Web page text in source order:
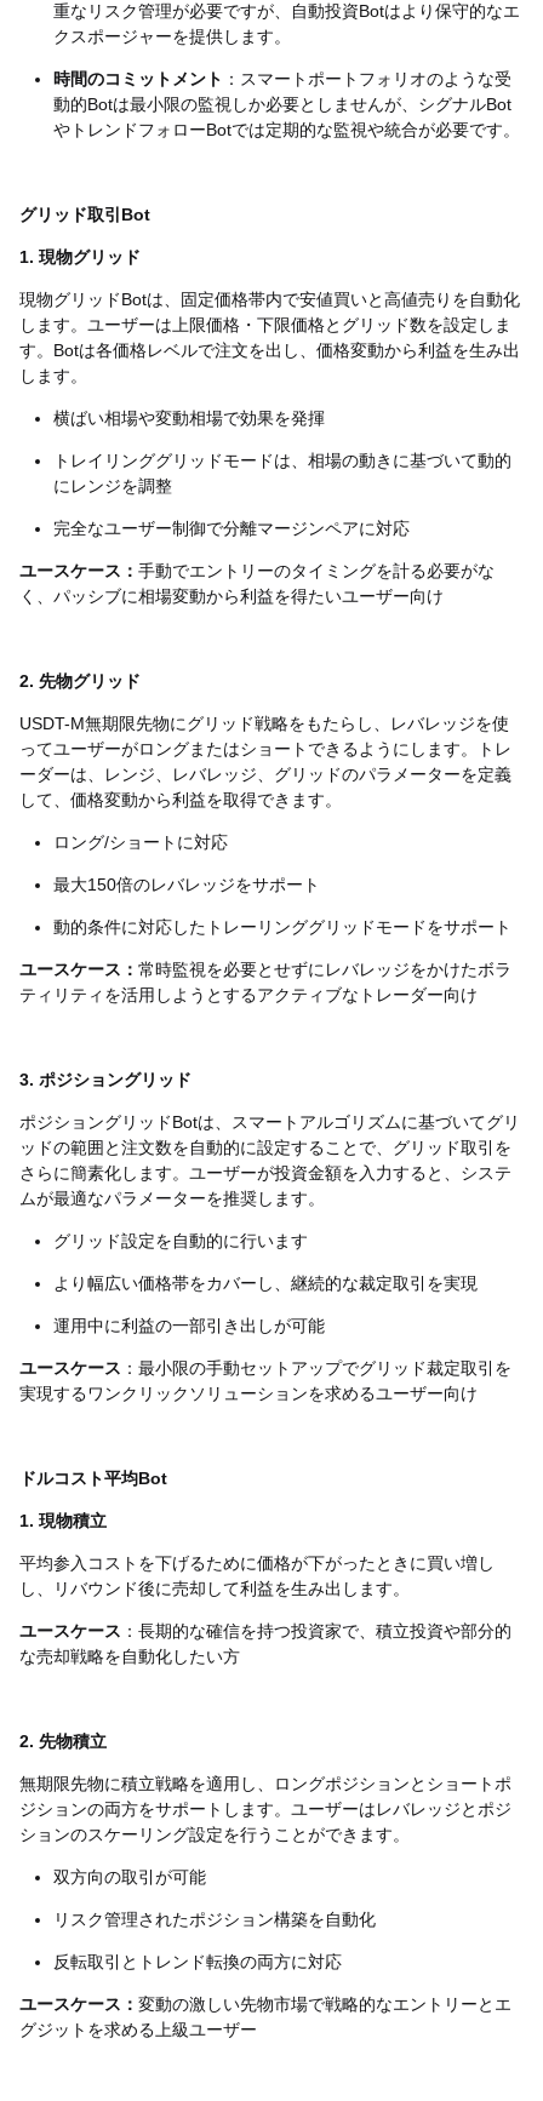
重なリスク管理が必要ですが、自動投資Botはより保守的なエ
クスポージャーを提供します。
時間のコミットメント ：スマートポートフォリオのような受
動的Botは最小限の監視しか必要としませんが、シグナルBot
やトレンドフォローBotでは定期的な監視や統合が必要です。
グリッド取引Bot
1. 現物グリッド
現物グリッドBotは、固定価格帯内で安値買いと高値売りを自動化
します。ユーザーは上限価格・下限価格とグリッド数を設定しま
す。Botは各価格レベルで注文を出し、価格変動から利益を生み出
します。
横ばい相場や変動相場で効果を発揮
トレイリンググリッドモードは、相場の動きに基づいて動的
にレンジを調整
完全なユーザー制御で分離マージンペアに対応
ユースケース： 手動でエントリーのタイミングを計る必要がな
く、パッシブに相場変動から利益を得たいユーザー向け
2. 先物グリッド
USDT-M無期限先物にグリッド戦略をもたらし、レバレッジを使
ってユーザーがロングまたはショートできるようにします。トレ
ーダーは、レンジ、レバレッジ、グリッドのパラメーターを定義
して、価格変動から利益を取得できます。
ロング/ショートに対応
最大150倍のレバレッジをサポート
動的条件に対応したトレーリンググリッドモードをサポート
ユースケース： 常時監視を必要とせずにレバレッジをかけたボラ
ティリティを活用しようとするアクティブなトレーダー向け
3. ポジショングリッド
ポジショングリッドBotは、スマートアルゴリズムに基づいてグリ
ッドの範囲と注文数を自動的に設定することで、グリッド取引を
さらに簡素化します。ユーザーが投資金額を入力すると、システ
ムが最適なパラメーターを推奨します。
グリッド設定を自動的に行います
より幅広い価格帯をカバーし、継続的な裁定取引を実現
運用中に利益の一部引き出しが可能
ユースケース ：最小限の手動セットアップでグリッド裁定取引を
実現するワンクリックソリューションを求めるユーザー向け
ドルコスト平均Bot
1. 現物積立
平均参入コストを下げるために価格が下がったときに買い増し
し、リバウンド後に売却して利益を生み出します。
ユースケース ：長期的な確信を持つ投資家で、積立投資や部分的
な売却戦略を自動化したい方
2. 先物積立
無期限先物に積立戦略を適用し、ロングポジションとショートポ
ジションの両方をサポートします。ユーザーはレバレッジとポジ
ションのスケーリング設定を行うことができます。
双方向の取引が可能
リスク管理されたポジション構築を自動化
反転取引とトレンド転換の両方に対応
ユースケース： 変動の激しい先物市場で戦略的なエントリーとエ
グジットを求める上級ユーザー